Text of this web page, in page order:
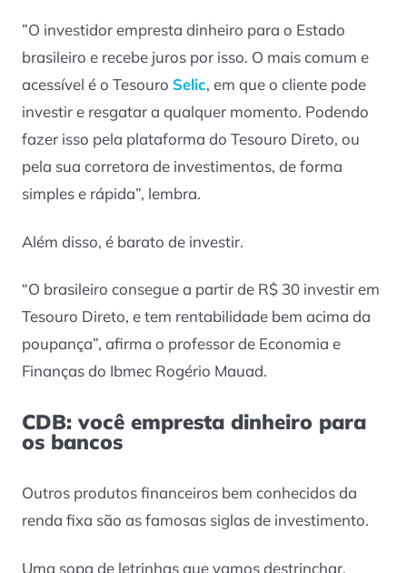
”O investidor empresta dinheiro para o Estado
brasileiro e recebe juros por isso. O mais comum e
acessível é o Tesouro Selic, em que o cliente pode
investir e resgatar a qualquer momento. Podendo
fazer isso pela plataforma do Tesouro Direto, ou
pela sua corretora de investimentos, de forma
simples e rápida”, lembra.
Além disso, é barato de investir.
“O brasileiro consegue a partir de R$ 30 investir em
Tesouro Direto, e tem rentabilidade bem acima da
poupança”, afirma o professor de Economia e
Finanças do Ibmec Rogério Mauad.
CDB: você empresta dinheiro para
os bancos
Outros produtos financeiros bem conhecidos da
renda fixa são as famosas siglas de investimento.
Uma sopa de letrinhas que vamos destrinchar,